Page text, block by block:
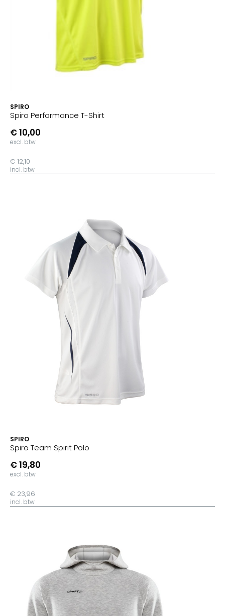
SPIRO
Spiro Performance T-Shirt
€ 10,00
excl. btw
€ 12,10
incl. btw
SPIRO
Spiro Team Spirit Polo
€ 19,80
excl. btw
€ 23,96
incl. btw